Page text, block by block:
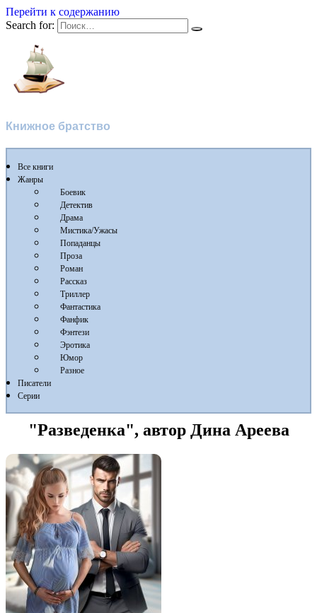
Перейти к содержанию
Search for:
Книжное братство
Все книги
Жанры
Боевик
Детектив
Драма
Мистика/Ужасы
Попаданцы
Проза
Роман
Рассказ
Триллер
Фантастика
Фанфик
Фэнтези
Эротика
Юмор
Разное
Писатели
Серии
"Разведенка", автор Дина Ареева